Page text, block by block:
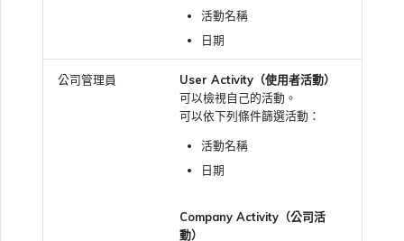
活動名稱
日期
公司管理員
User Activity（使用者活動）
可以檢視自己的活動。
可以依下列條件篩選活動：
活動名稱
日期
Company Activity（公司活
動）